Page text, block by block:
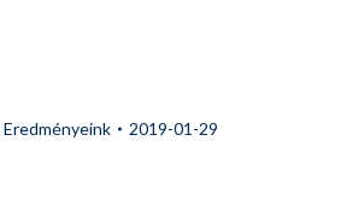
Eredményeink 2019-01-29